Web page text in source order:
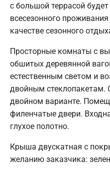
с большой террасой
всесезонного
качестве сезонного
Просторные комнаты с
обшитых деревянной
естественным светом и
двойным
двойном варианте.
филенчатые двери.
глухое полотно.
Крыша двускатная с
желанию заказчика: